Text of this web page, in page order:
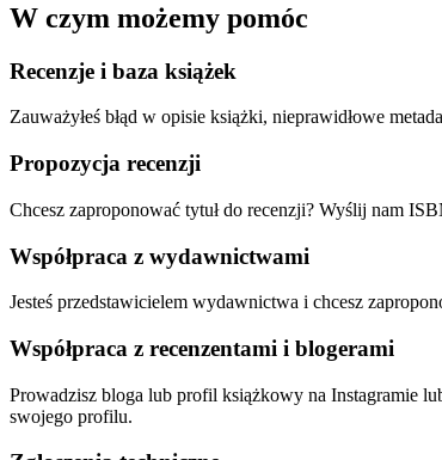
W czym możemy pomóc
Recenzje i baza książek
Zauważyłeś błąd w opisie książki, nieprawidłowe
Propozycja recenzji
Chcesz zaproponować tytuł do recenzji? Wyślij nam
Współpraca z wydawnictwami
Jesteś przedstawicielem wydawnictwa i chcesz
Współpraca z recenzentami i blogerami
Prowadzisz bloga lub profil książkowy na Instagramie
swojego profilu.